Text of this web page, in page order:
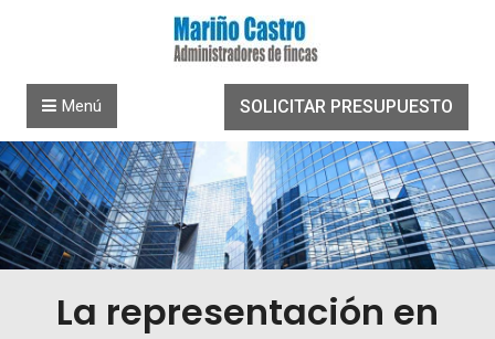
SOLICITAR PRESUPUESTO
Menú
La representación en